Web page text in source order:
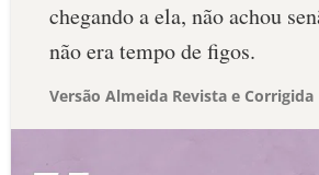
chegando a ela, não achou
não era tempo de figos.
Versão Almeida Revista e Corrigida